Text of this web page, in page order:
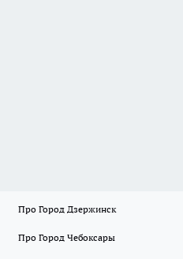
Про Город Дзержинск
Про Город Чебоксары